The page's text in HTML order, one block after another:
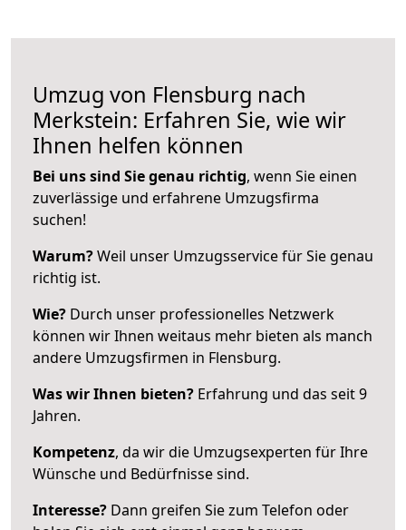
Umzug von Flensburg nach
Merkstein: Erfahren Sie, wie wir
Ihnen helfen können
Bei uns sind Sie genau richtig, wenn Sie einen
zuverlässige und erfahrene Umzugsfirma
suchen!
Warum?Weil unser Umzugsservice für Sie genau
richtig ist.
Wie? Durch unser professionelles Netzwerk
können wir Ihnen weitaus mehr bieten als manch
andere Umzugsfirmen in Flensburg.
Was wir Ihnen bieten? Erfahrung und das seit 9
Jahren.
Kompetenz, da wir die Umzugsexperten für Ihre
Wünsche und Bedürfnisse sind.
Interesse? Dann greifen Sie zum Telefon oder